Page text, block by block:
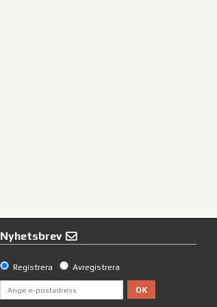
Nyhetsbrev
Registrera Avregistrera
OK